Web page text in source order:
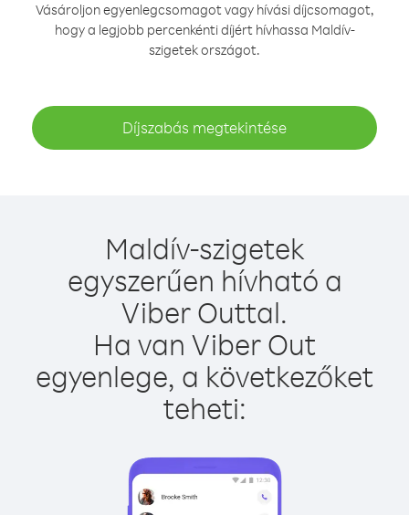
Vásároljon egyenlegcsomagot vagy hívási díjcsomagot,
hogy a legjobb percenkénti díjért hívhassa Maldív-
szigetek országot.
Díjszabás megtekintése
Maldív-szigetek
egyszerűen hívható a
Viber Outtal.
Ha van Viber Out
egyenlege, a következőket
teheti: